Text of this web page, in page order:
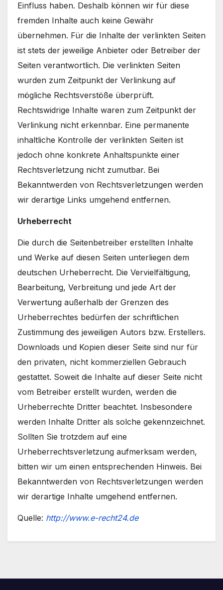
Einfluss haben. Deshalb können wir für diese
fremden Inhalte auch keine Gewähr
übernehmen. Für die Inhalte der verlinkten Seiten
ist stets der jeweilige Anbieter oder Betreiber der
Seiten verantwortlich. Die verlinkten Seiten
wurden zum Zeitpunkt der Verlinkung auf
mögliche Rechtsverstöße überprüft.
Rechtswidrige Inhalte waren zum Zeitpunkt der
Verlinkung nicht erkennbar. Eine permanente
inhaltliche Kontrolle der verlinkten Seiten ist
jedoch ohne konkrete Anhaltspunkte einer
Rechtsverletzung nicht zumutbar. Bei
Bekanntwerden von Rechtsverletzungen werden
wir derartige Links umgehend entfernen.
Urheberrecht
Die durch die Seitenbetreiber erstellten Inhalte
und Werke auf diesen Seiten unterliegen dem
deutschen Urheberrecht. Die Vervielfältigung,
Bearbeitung, Verbreitung und jede Art der
Verwertung außerhalb der Grenzen des
Urheberrechtes bedürfen der schriftlichen
Zustimmung des jeweiligen Autors bzw. Erstellers.
Downloads und Kopien dieser Seite sind nur für
den privaten, nicht kommerziellen Gebrauch
gestattet. Soweit die Inhalte auf dieser Seite nicht
vom Betreiber erstellt wurden, werden die
Urheberrechte Dritter beachtet. Insbesondere
werden Inhalte Dritter als solche gekennzeichnet.
Sollten Sie trotzdem auf eine
Urheberrechtsverletzung aufmerksam werden,
bitten wir um einen entsprechenden Hinweis. Bei
Bekanntwerden von Rechtsverletzungen werden
wir derartige Inhalte umgehend entfernen.
Quelle: http://www.e-recht24.de